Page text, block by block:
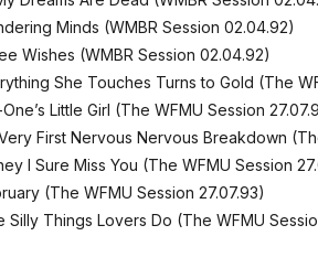
Minds (WMBR Session 02.04.92)
Wishes (WMBR Session 02.04.92)
She Touches Turns to Gold (The
Little Girl (The WFMU Session
First Nervous Nervous Breakdown
I Sure Miss You (The WFMU Session
(The WFMU Session 27.07.93)
Silly Things Lovers Do (The WFMU